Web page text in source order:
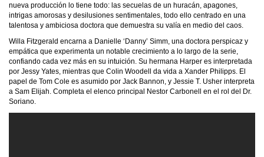
nueva producción lo tiene todo: las secuelas de un huracán, apagones,
intrigas amorosas y desilusiones sentimentales, todo ello centrado en una
talentosa y ambiciosa doctora que demuestra su valía en medio del caos.
Willa Fitzgerald encarna a Danielle ‘Danny’ Simm, una doctora perspicaz y
empática que experimenta un notable crecimiento a lo largo de la serie,
confiando cada vez más en su intuición. Su hermana Harper es interpretada
por Jessy Yates, mientras que Colin Woodell da vida a Xander Philipps. El
papel de Tom Cole es asumido por Jack Bannon, y Jessie T. Usher interpreta
a Sam Elijah. Completa el elenco principal Nestor Carbonell en el rol del Dr.
Soriano.